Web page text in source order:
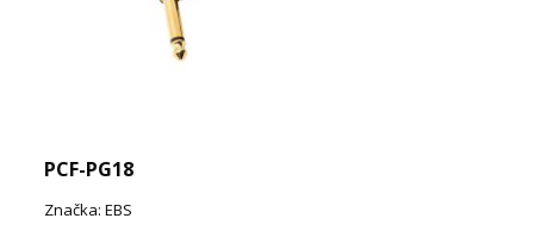
PCF-PG18
Značka: EBS